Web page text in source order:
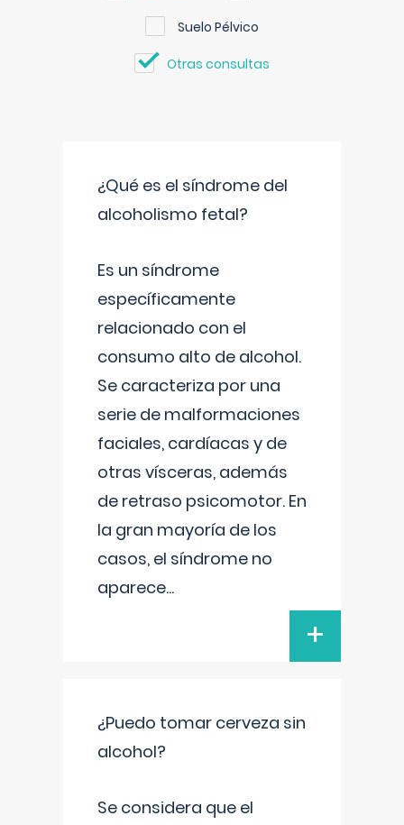
Suelo Pélvico
Otras consultas
¿Qué es el síndrome del
alcoholismo fetal?
Es un síndrome
específicamente
relacionado con el
consumo alto de alcohol.
Se caracteriza por una
serie de malformaciones
faciales, cardíacas y de
otras vísceras, además
de retraso psicomotor. En
la gran mayoría de los
casos, el síndrome no
aparece...
+
¿Puedo tomar cerveza sin
alcohol?
Se considera que el